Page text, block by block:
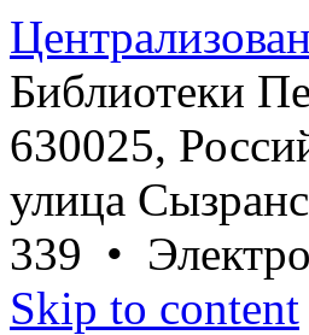
Библиотеки
630025,
улица
339 •
Skip to content